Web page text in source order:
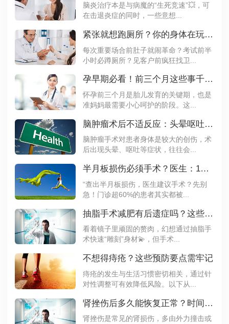
脑炎治疗本是与病魔的“生死竞速”💥，可
在击退炎症的同时，一些意想...
紧张就想跑厕所？你的身体在玩“情绪过山车“！
每次重要场合前肚子就闹革命？考试前半
小时必蹲厕所？见客户前疯狂找卫...
孕早期必看！前三个月这些事千万不能做
怀孕前三个月是胎儿发育的关键期，也是
准妈妈最需要小心呵护的阶段。这...
脑肿瘤术后不适反应：头晕呕吐属于正常现象吗？
脑肿瘤手术对患者身体是较大的创伤，术
后出现头晕、呕吐等症状，往往会...
半月板损伤必须手术？医生：1级损伤做3个动作能自愈
“查出半月板损伤，医生建议手术？先别
急！门诊超60%的患者其实都被...
抽脂手术减肥有后遗症吗？这些风险不得不防
看着镜子里顽固的赘肉，幻想通过抽脂手
术快速“雕刻”身材💫，但手术...
不想得痔疮？这些预防要点需牢记
痔疮的发生与生活习惯密切相关，通过针
对性调整可有效降低风险。以下从...
肾挫伤后多久能恢复正常？时间表来了！
肾挫伤是常见的肾损伤，多由外力撞击或